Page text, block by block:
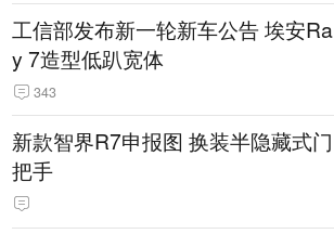
工信部发布新一轮新车公告 埃安Ra
y 7造型低趴宽体
343
新款智界R7申报图 换装半隐藏式门
把手